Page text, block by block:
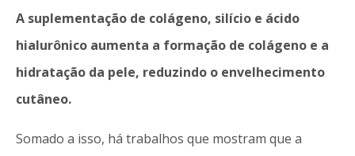
A suplementação de colágeno, silício e ácido
hialurônico aumenta a formação de colágeno e a
hidratação da pele, reduzindo o envelhecimento
cutâneo.
Somado a isso, há trabalhos que mostram que a